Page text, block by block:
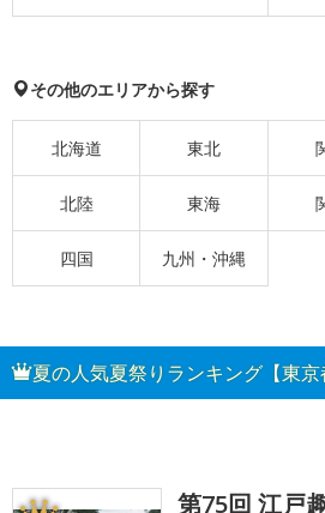
その他のエリアから探す
北海道 東北
北陸 東海
四国 九州・沖縄
夏の人気夏祭りランキング【東京
第75回 江戸